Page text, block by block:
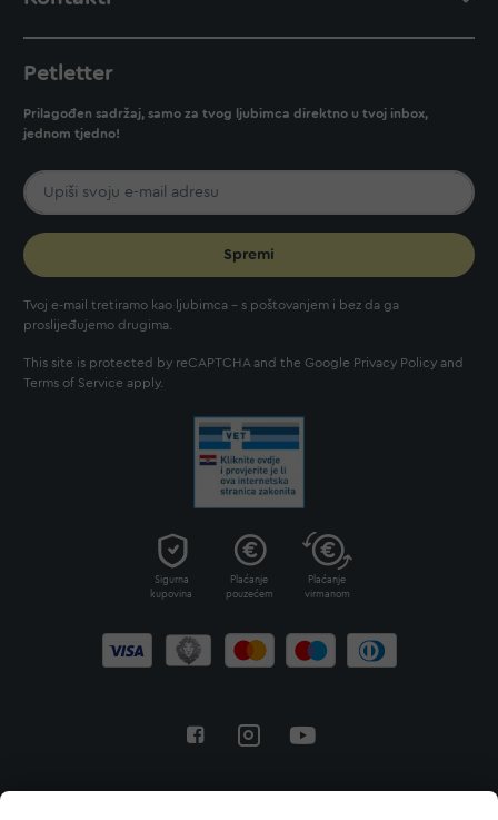
Petletter
Prilagođen sadržaj, samo za tvog ljubimca direktno u tvoj inbox,
jednom tjedno!
Spremi
Tvoj e-mail tretiramo kao ljubimca - s poštovanjem i bez da ga
proslijeđujemo drugima.
This site is protected by reCAPTCHA and the Google Privacy Policy and
Terms of Service apply.
Sigurna
kupovina
Plaćanje
pouzećem
Plaćanje
virmanom